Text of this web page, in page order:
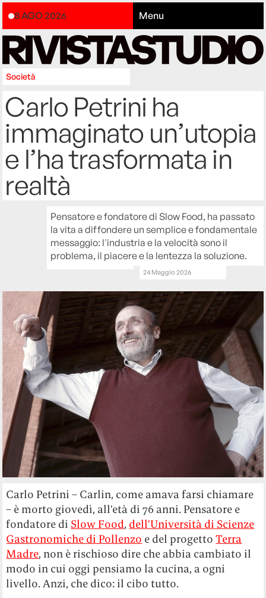
8 AGO 2026 Menu
Società
Carlo Petrini ha
immaginato un’utopia
e l’ha trasformata in
realtà
Pensatore e fondatore di Slow Food, ha passato
la vita a diffondere un semplice e fondamentale
messaggio: l'industria e la velocità sono il
problema, il piacere e la lentezza la soluzione.
24 Maggio 2026
Carlo Petrini – Carlin, come amava farsi chiamare
– è morto giovedì, all’età di 76 anni. Pensatore e
fondatore di Slow Food, dell’Università di Scienze
Gastronomiche di Pollenzo e del progettoTerra
Madre, non è rischioso dire che abbia cambiato il
modo in cui oggi pensiamo la cucina, a ogni
livello. Anzi, che dico: il cibo tutto.